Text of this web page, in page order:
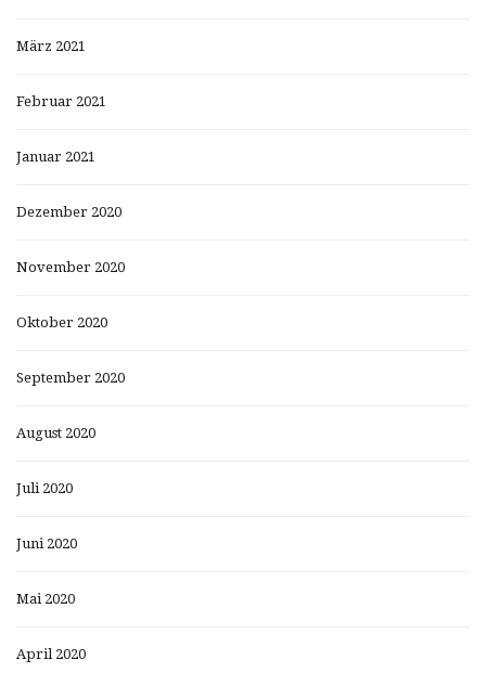
März 2021
Februar 2021
Januar 2021
Dezember 2020
November 2020
Oktober 2020
September 2020
August 2020
Juli 2020
Juni 2020
Mai 2020
April 2020